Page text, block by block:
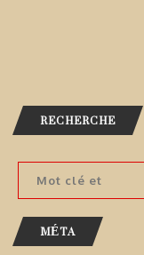
RECHERCHE
MÉTA